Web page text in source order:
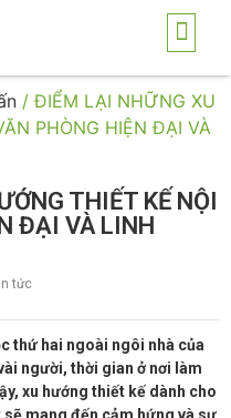
/ ĐIỂM LẠI NHỮNG XU
PHÒNG HIỆN ĐẠI VÀ
THIẾT KẾ NỘI
ĐẠI VÀ LINH
tức
thứ hai ngoài ngôi nhà của
người, thời gian ở nơi làm
xu hướng thiết kế dành cho